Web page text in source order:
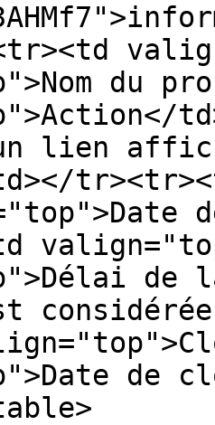
du
lien
td></
de
de